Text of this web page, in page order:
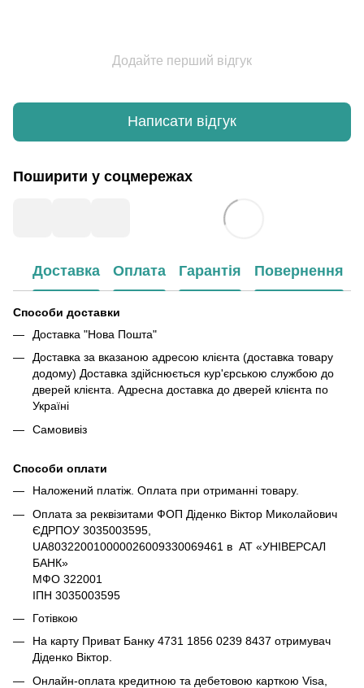
Додайте перший відгук
Написати відгук
Поширити у соцмережах
Доставка Оплата Гарантія Повернення
Способи доставки
Доставка "Нова Пошта"
Доставка за вказаною адресою клієнта (доставка товару
додому) Доставка здійснюється кур'єрською службою до
дверей клієнта. Адресна доставка до дверей клієнта по
Україні
Самовивіз
Способи оплати
Наложений платіж. Оплата при отриманні товару.
Оплата за реквізитами ФОП Діденко Віктор Миколайович
ЄДРПОУ 3035003595,
UA803220010000026009330069461 в АТ «УНІВЕРСАЛ
БАНК»
МФО 322001
ІПН 3035003595
Готівкою
На карту Приват Банку 4731 1856 0239 8437 отримувач
Діденко Віктор.
Онлайн-оплата кредитною та дебетовою карткою Visa,